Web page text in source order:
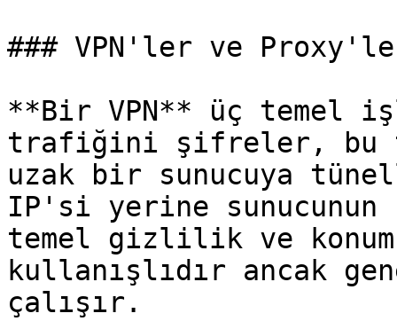
### VPN'ler ve
**Bir VPN** üç temel
trafiğini şifreler, bu
uzak bir sunucuya
IP'si yerine
temel gizlilik ve konum
kullanışlıdır ancak
çalışır.